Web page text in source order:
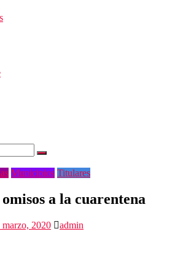
Municipios Titulares
a la cuarentena
marzo, 2020 admin